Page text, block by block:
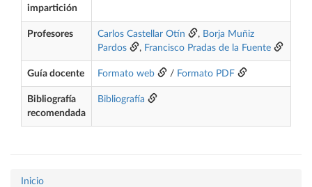
impartición
Profesores Carlos Castellar Otín , Borja Muñiz
Pardos
, Francisco Pradas de la Fuente
Guía docente Formato web / Formato PDF
Bibliografía
recomendada
Bibliografía
Inicio